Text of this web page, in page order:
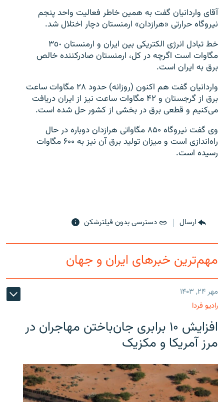
آقای واردانیان گفت به همین خاطر فعالیت واحد پنجم
نیروگاه حرارتی «هرازدان» ارمنستان دچار اختلال شد.
خط تبادل انرژی الکتریکی بین ایران و ارمنستان ٣٥٠
مگاوات است اگرچه در کل، ارمنستان صادرکننده خالص
برق به ایران است.
واردانیان گفت هم اکنون (روزانه) حدود ۲۸ مگاوات ساعت
برق از گرجستان و ۴۲ مگاوات ساعت نیز از ایران دریافت
می‌کنیم و قطعی برق در بخشی از کشور حل شده است.
وی گفت نیروگاه ۸۵۰ مگاواتی هرازدان دوباره در حال
راه‌اندازی است و میزان تولید برق آن نیز به ۶۰۰ مگاوات
رسیده است.
ارسال دسترسی بدون فیلترشکن
مهم‌ترین خبرهای ایران و جهان
مهر ۲۴, ۱۴۰۳
رادیو فردا
افزایش ۱۰ برابری جان‌باختن مهاجران در
مرز آمریکا و مکزیک